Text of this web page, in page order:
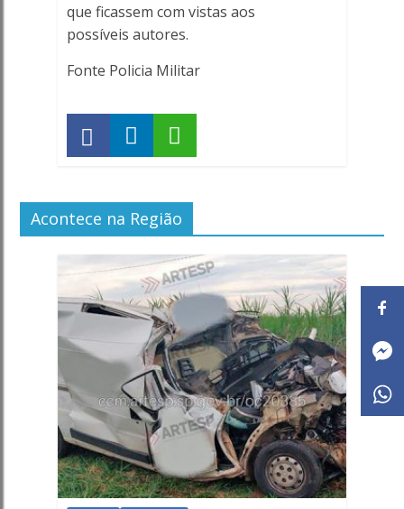
que ficassem com vistas aos
possíveis autores.
Fonte Policia Militar
Acontece na Região